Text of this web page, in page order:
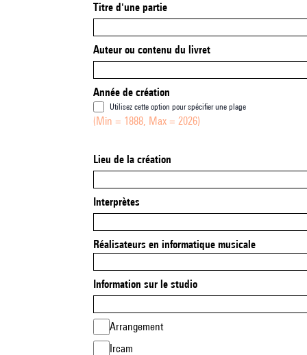
Titre d'une partie
Auteur ou contenu du livret
Année de création
Utilisez cette option pour spécifier une plage
(Min = 1888, Max = 2026)
Lieu de la création
Interprètes
Réalisateurs en informatique musicale
Information sur le studio
Arrangement
Ircam